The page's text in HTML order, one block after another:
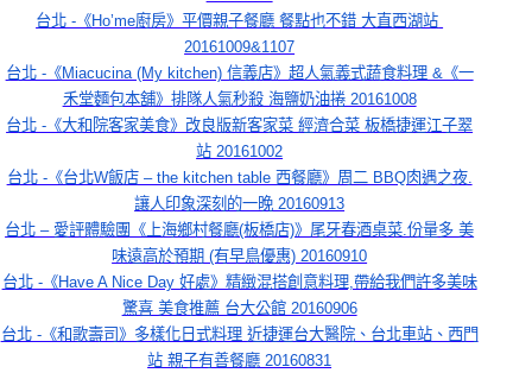
台北 -《Ho’me廚房》平價親子餐廳 餐點也不錯 大直西湖站
20161009&1107
台北 -《Miacucina (My kitchen) 信義店》超人氣義式蔬食料理 &《一
禾堂麵包本舖》排隊人氣秒殺 海鹽奶油捲 20161008
台北 -《大和院客家美食》改良版新客家菜 經濟合菜 板橋捷運江子翠
站 20161002
台北 -《台北W飯店 – the kitchen table 西餐廳》周二 BBQ肉遇之夜.
讓人印象深刻的一晚 20160913
台北 – 愛評體驗團《上海鄉村餐廳(板橋店)》尾牙春酒桌菜.份量多 美
味遠高於預期 (有早鳥優惠) 20160910
台北 -《Have A Nice Day 好處》精緻混搭創意料理,帶給我們許多美味
驚喜 美食推薦 台大公館 20160906
台北 -《和歌壽司》多樣化日式料理 近捷運台大醫院、台北車站、西門
站 親子有善餐廳 20160831